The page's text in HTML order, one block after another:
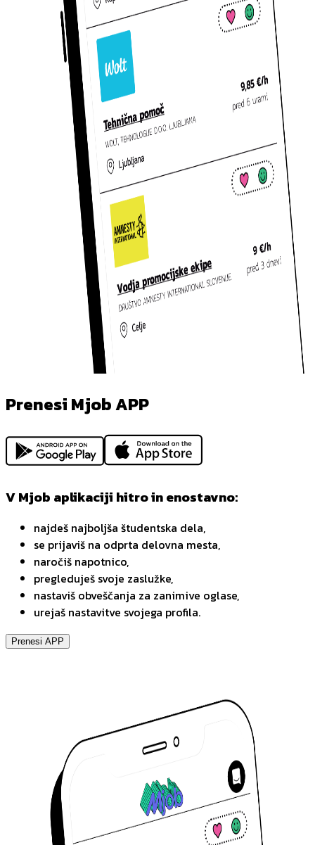
Prenesi Mjob APP
V Mjob aplikaciji hitro in enostavno:
najdeš najboljša študentska dela,
se prijaviš na odprta delovna mesta,
naročiš napotnico,
pregleduješ svoje zaslužke,
nastaviš obveščanja za zanimive oglase,
urejaš nastavitve svojega profila.
Prenesi APP